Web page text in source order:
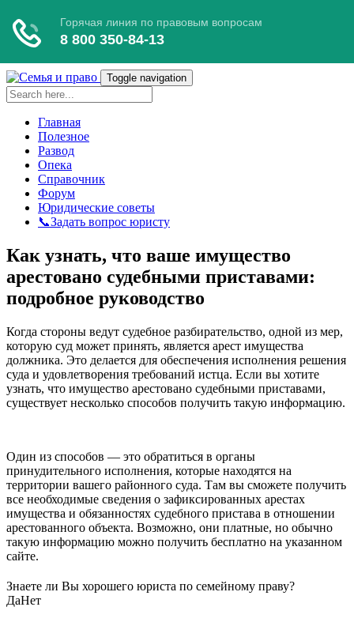
Toggle navigation
Главная
Полезное
Развод
Опека
Справочник
Форум
Юридические советы
📞Задать вопрос юристу
Как узнать, что ваше имущество
арестовано судебными приставами:
подробное руководство
Когда стороны ведут судебное разбирательство, одной из мер,
которую суд может принять, является арест имущества
должника. Это делается для обеспечения исполнения решения
суда и удовлетворения требований истца. Если вы хотите
узнать, что имущество арестовано судебными приставами,
существует несколько способов получить такую информацию.
Один из способов — это обратиться в органы
принудительного исполнения, которые находятся на
территории вашего районного суда. Там вы сможете получить
все необходимые сведения о зафиксированных арестах
имущества и обязанностях судебного пристава в отношении
арестованного объекта. Возможно, они платные, но обычно
такую информацию можно получить бесплатно на указанном
сайте.
Знаете ли Вы хорошего юриста по семейному праву?
ДаНет